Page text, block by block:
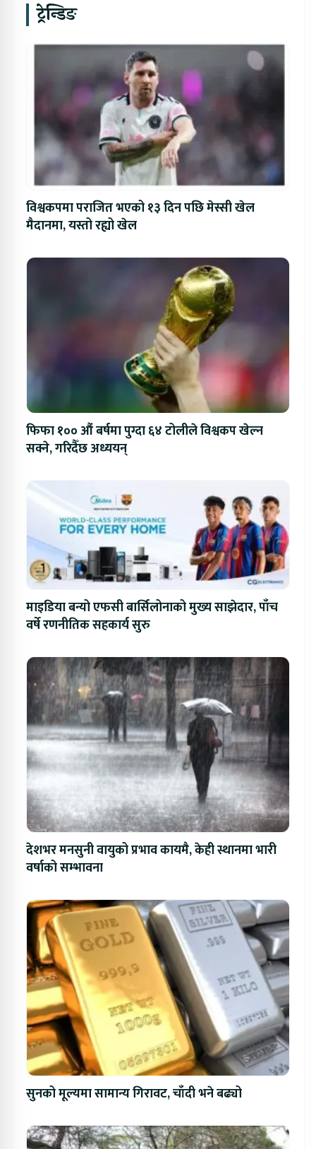
ट्रेन्डिङ
विश्वकपमा पराजित भएको १३ दिन पछि मेस्सी खेल
मैदानमा, यस्तो रह्यो खेल
फिफा १०० औं बर्षमा पुग्दा ६४ टोलीले विश्वकप खेल्न
सक्ने, गरिदैँछ अध्ययन्
माइडिया बन्यो एफसी बार्सिलोनाको मुख्य साझेदार, पाँच
वर्षे रणनीतिक सहकार्य सुरु
देशभर मनसुनी वायुको प्रभाव कायमै, केही स्थानमा भारी
वर्षाको सम्भावना
सुनको मूल्यमा सामान्य गिरावट, चाँदी भने बढ्यो